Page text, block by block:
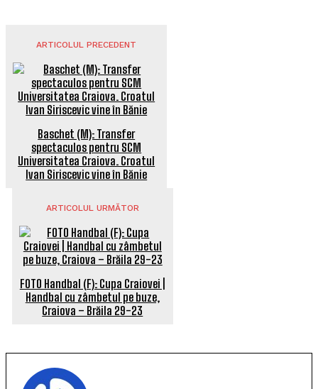
ARTICOLUL PRECEDENT
Baschet (M): Transfer
spectaculos pentru SCM
Universitatea Craiova. Croatul
Ivan Siriscevic vine în Bănie
ARTICOLUL URMĂTOR
FOTO Handbal (F): Cupa Craiovei |
Handbal cu zâmbetul pe buze,
Craiova – Brăila 29-23